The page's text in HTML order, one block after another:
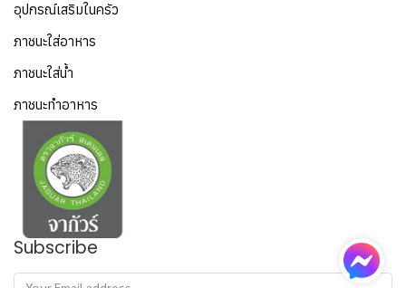
อุปกรณ์เสริมในครัว
ภาชนะใส่อาหาร
ภาชนะใส่น้ำ
ภาชนะทำอาหาร
Subscribe